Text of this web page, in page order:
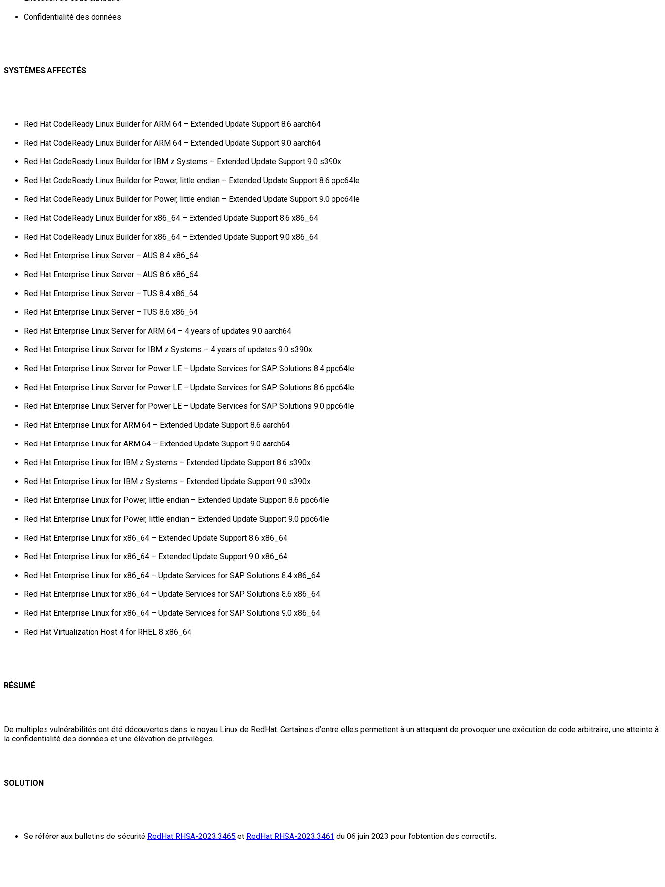
Confidentialité des données
SYSTÈMES AFFECTÉS
Red Hat CodeReady Linux Builder for ARM 64 – Extended Update Support 8.6 aarch64
Red Hat CodeReady Linux Builder for ARM 64 – Extended Update Support 9.0 aarch64
Red Hat CodeReady Linux Builder for IBM z Systems – Extended Update Support 9.0 s390x
Red Hat CodeReady Linux Builder for Power, little endian – Extended Update Support 8.6 ppc64le
Red Hat CodeReady Linux Builder for Power, little endian – Extended Update Support 9.0 ppc64le
Red Hat CodeReady Linux Builder for x86_64 – Extended Update Support 8.6 x86_64
Red Hat CodeReady Linux Builder for x86_64 – Extended Update Support 9.0 x86_64
Red Hat Enterprise Linux Server – AUS 8.4 x86_64
Red Hat Enterprise Linux Server – AUS 8.6 x86_64
Red Hat Enterprise Linux Server – TUS 8.4 x86_64
Red Hat Enterprise Linux Server – TUS 8.6 x86_64
Red Hat Enterprise Linux Server for ARM 64 – 4 years of updates 9.0 aarch64
Red Hat Enterprise Linux Server for IBM z Systems – 4 years of updates 9.0 s390x
Red Hat Enterprise Linux Server for Power LE – Update Services for SAP Solutions 8.4 ppc64le
Red Hat Enterprise Linux Server for Power LE – Update Services for SAP Solutions 8.6 ppc64le
Red Hat Enterprise Linux Server for Power LE – Update Services for SAP Solutions 9.0 ppc64le
Red Hat Enterprise Linux for ARM 64 – Extended Update Support 8.6 aarch64
Red Hat Enterprise Linux for ARM 64 – Extended Update Support 9.0 aarch64
Red Hat Enterprise Linux for IBM z Systems – Extended Update Support 8.6 s390x
Red Hat Enterprise Linux for IBM z Systems – Extended Update Support 9.0 s390x
Red Hat Enterprise Linux for Power, little endian – Extended Update Support 8.6 ppc64le
Red Hat Enterprise Linux for Power, little endian – Extended Update Support 9.0 ppc64le
Red Hat Enterprise Linux for x86_64 – Extended Update Support 8.6 x86_64
Red Hat Enterprise Linux for x86_64 – Extended Update Support 9.0 x86_64
Red Hat Enterprise Linux for x86_64 – Update Services for SAP Solutions 8.4 x86_64
Red Hat Enterprise Linux for x86_64 – Update Services for SAP Solutions 8.6 x86_64
Red Hat Enterprise Linux for x86_64 – Update Services for SAP Solutions 9.0 x86_64
Red Hat Virtualization Host 4 for RHEL 8 x86_64
RÉSUMÉ
De multiples vulnérabilités ont été découvertes dans le noyau Linux de RedHat. Certaines d’entre elles permettent à un attaquant de provoquer une exécution de code arbitraire, une atteinte à
la confidentialité des données et une élévation de privilèges.
SOLUTION
Se référer aux bulletins de sécurité RedHat RHSA-2023:3465 et RedHat RHSA-2023:3461 du 06 juin 2023 pour l’obtention des correctifs.